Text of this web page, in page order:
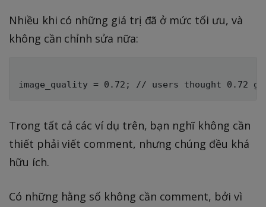
Nhiều khi có những giá trị đã ở mức tối ưu, và
không cần chỉnh sửa nữa:
Trong tất cả các ví dụ trên, bạn nghĩ không cần
thiết phải viết comment, nhưng chúng đều khá
hữu ích.
Có những hằng số không cần comment, bởi vì